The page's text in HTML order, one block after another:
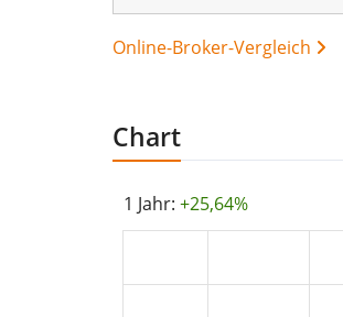
Online-Broker-Vergleich
Chart
1 Jahr: +25,64%